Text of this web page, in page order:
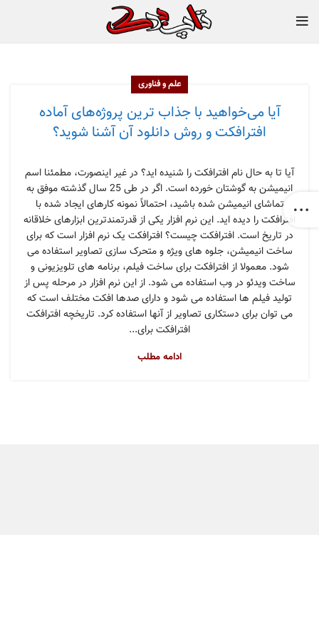
علم و فناوری
آیا می‌خواهید با جذاب ترین پروژه‌های آماده
افترافکت و روش دانلود آن آشنا شوید؟
آیا تا به حال نام افترافکت را شنیده اید؟ در غیر اینصورت، مطمئنا اسم
انیمیشن به گوشتان خورده است. اگر در طی 25 سال گذشته موفق به
تماشای انیمیشن شده باشید، احتمالاً نمونه کارهای ایجاد شده با
افترافکت را دیده اید. این نرم افزار یکی از قدرتمندترین ابزارهای خلاقانه
در تاریخ است. افترافکت چیست؟ افترافکت یک نرم افزار است که برای
ساخت انیمیشن، جلوه های ویژه و متحرک سازی تصاویر استفاده می
شود. معمولا از افترافکت برای ساخت فیلم، برنامه های تلویزیونی و
ساخت ویدئو در وب استفاده می شود. از این نرم افزار در مرحله پس از
تولید فیلم ها استفاده می شود و دارای صدها افکت مختلف است که
می توان برای دستکاری تصاویر از آنها استفاده کرد. تاریخچه افترافکت
افترافکت برای...
ادامه مطلب